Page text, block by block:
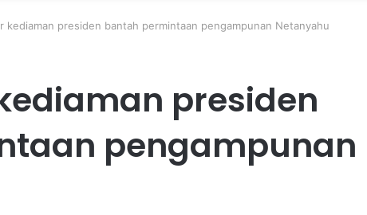
kediaman presiden bantah permintaan pengampunan Netanyahu
presiden
pengampunan